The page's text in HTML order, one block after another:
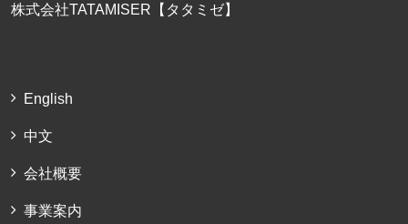
株式会社TATAMISER【タタミゼ】
English
中文
会社概要
事業案内